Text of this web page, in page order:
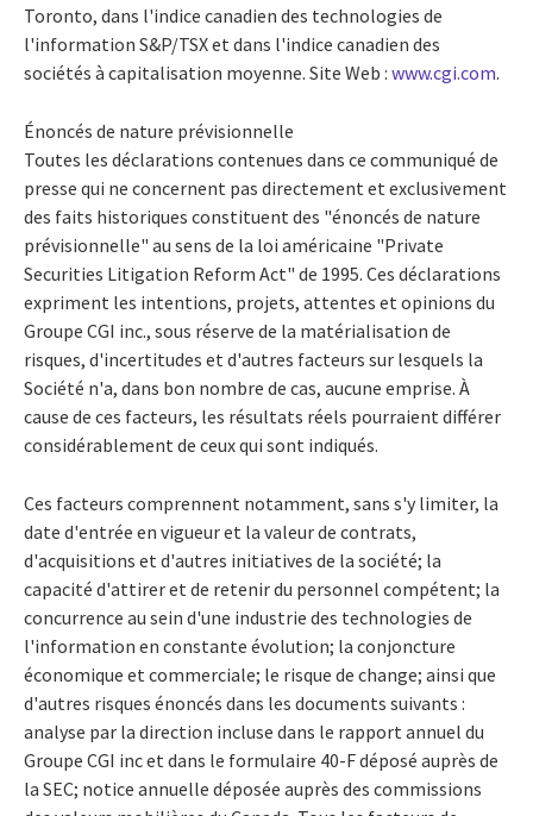
Toronto, dans l'indice canadien des technologies de
l'information S&P/TSX et dans l'indice canadien des
sociétés à capitalisation moyenne. Site Web : www.cgi.com.
Énoncés de nature prévisionnelle
Toutes les déclarations contenues dans ce communiqué de
presse qui ne concernent pas directement et exclusivement
des faits historiques constituent des "énoncés de nature
prévisionnelle" au sens de la loi américaine "Private
Securities Litigation Reform Act" de 1995. Ces déclarations
expriment les intentions, projets, attentes et opinions du
Groupe CGI inc., sous réserve de la matérialisation de
risques, d'incertitudes et d'autres facteurs sur lesquels la
Société n'a, dans bon nombre de cas, aucune emprise. À
cause de ces facteurs, les résultats réels pourraient différer
considérablement de ceux qui sont indiqués.
Ces facteurs comprennent notamment, sans s'y limiter, la
date d'entrée en vigueur et la valeur de contrats,
d'acquisitions et d'autres initiatives de la société; la
capacité d'attirer et de retenir du personnel compétent; la
concurrence au sein d'une industrie des technologies de
l'information en constante évolution; la conjoncture
économique et commerciale; le risque de change; ainsi que
d'autres risques énoncés dans les documents suivants :
analyse par la direction incluse dans le rapport annuel du
Groupe CGI inc et dans le formulaire 40-F déposé auprès de
la SEC; notice annuelle déposée auprès des commissions